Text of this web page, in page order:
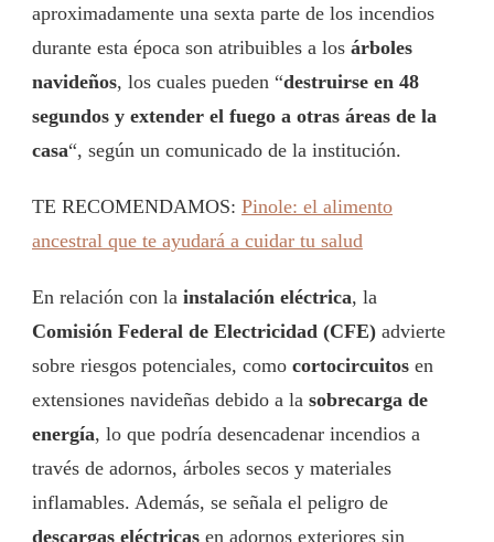
aproximadamente una sexta parte de los incendios
durante esta época son atribuibles a los árboles
navideños, los cuales pueden “destruirse en 48
segundos y extender el fuego a otras áreas de la
casa“, según un comunicado de la institución.
TE RECOMENDAMOS: Pinole: el alimento
ancestral que te ayudará a cuidar tu salud
En relación con la instalación eléctrica, la
Comisión Federal de Electricidad (CFE) advierte
sobre riesgos potenciales, como cortocircuitos en
extensiones navideñas debido a la sobrecarga de
energía, lo que podría desencadenar incendios a
través de adornos, árboles secos y materiales
inflamables. Además, se señala el peligro de
descargas eléctricas en adornos exteriores sin